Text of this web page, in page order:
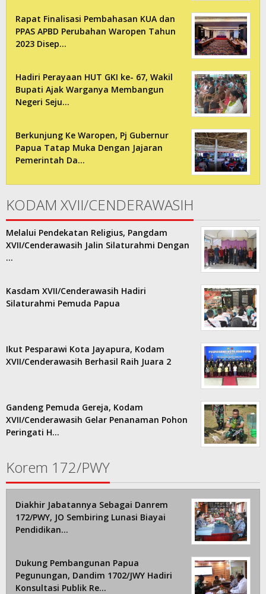
Rapat Finalisasi Pembahasan KUA dan
PPAS APBD Perubahan Waropen Tahun
2023 Disep…
Hadiri Perayaan HUT GKI ke- 67, Wakil
Bupati Ajak Warganya Membangun
Negeri Seju…
Berkunjung Ke Waropen, Pj Gubernur
Papua Tatap Muka Dengan Jajaran
Pemerintah Da…
KODAM XVII/CENDERAWASIH
Melalui Pendekatan Religius, Pangdam
XVII/Cenderawasih Jalin Silaturahmi Dengan
…
Kasdam XVII/Cenderawasih Hadiri
Silaturahmi Pemuda Papua
Ikut Pesparawi Kota Jayapura, Kodam
XVII/Cenderawasih Berhasil Raih Juara 2
Gandeng Pemuda Gereja, Kodam
XVII/Cenderawasih Gelar Penanaman Pohon
Peringati H…
Korem 172/PWY
Diakhir Jabatannya Sebagai Danrem
172/PWY, JO Sembiring Lunasi Biayai
Pendidikan…
Dukung Pembangunan Papua
Pegunungan, Dandim 1702/JWY Hadiri
Konsultasi Publik Re…